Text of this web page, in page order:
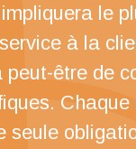
le
à la
être de
seule